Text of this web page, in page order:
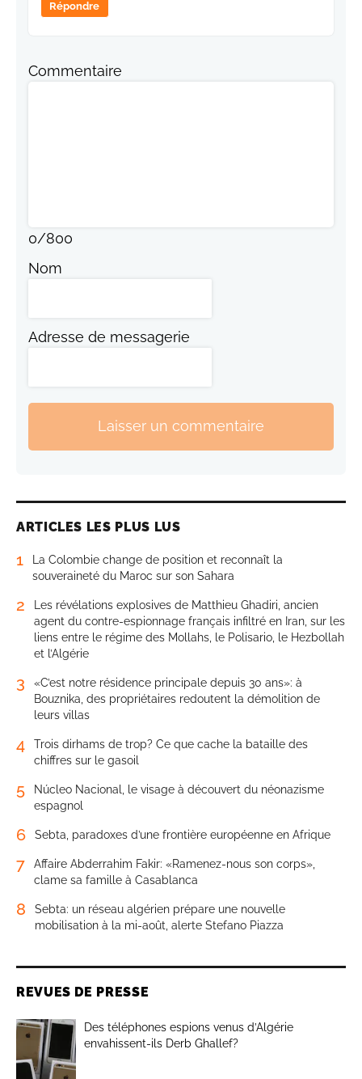
Répondre
Commentaire
0/800
Nom
Adresse de messagerie
Laisser un commentaire
ARTICLES LES PLUS LUS
1
La Colombie change de position et reconnaît la
souveraineté du Maroc sur son Sahara
2
Les révélations explosives de Matthieu Ghadiri, ancien
agent du contre-espionnage français infiltré en Iran, sur les
liens entre le régime des Mollahs, le Polisario, le Hezbollah
et l’Algérie
3
«C’est notre résidence principale depuis 30 ans»: à
Bouznika, des propriétaires redoutent la démolition de
leurs villas
4
Trois dirhams de trop? Ce que cache la bataille des
chiffres sur le gasoil
5
Núcleo Nacional, le visage à découvert du néonazisme
espagnol
6 Sebta, paradoxes d’une frontière européenne en Afrique
7
Affaire Abderrahim Fakir: «Ramenez-nous son corps»,
clame sa famille à Casablanca
8
Sebta: un réseau algérien prépare une nouvelle
mobilisation à la mi-août, alerte Stefano Piazza
REVUES DE PRESSE
Des téléphones espions venus d’Algérie
envahissent-ils Derb Ghallef?